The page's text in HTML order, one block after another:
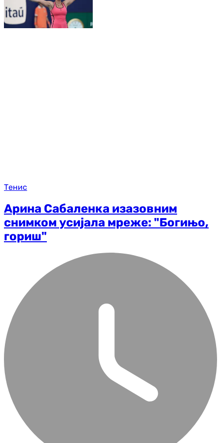
Тенис
Арина Сабаленка изазовним
снимком усијала мреже: "Богињо,
гориш"